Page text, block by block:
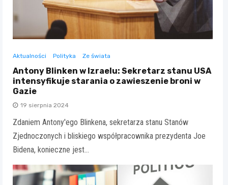
Aktualności Polityka Ze świata
Antony Blinken w Izraelu: Sekretarz stanu USA
intensyfikuje starania o zawieszenie broni w
Gazie
19 sierpnia 2024
Zdaniem Antony'ego Blinkena, sekretarza stanu Stanów
Zjednoczonych i bliskiego współpracownika prezydenta Joe
Bidena, konieczne jest…